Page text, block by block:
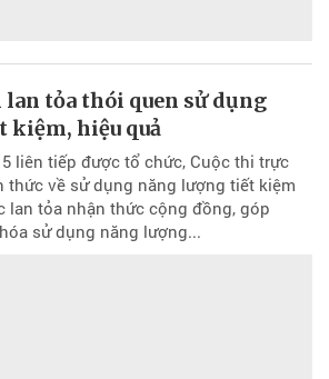
lan tỏa thói quen sử dụng
kiệm, hiệu quả
liên tiếp được tổ chức, Cuộc thi trực
thức về sử dụng năng lượng tiết kiệm
lan tỏa nhận thức cộng đồng, góp
sử dụng năng lượng...